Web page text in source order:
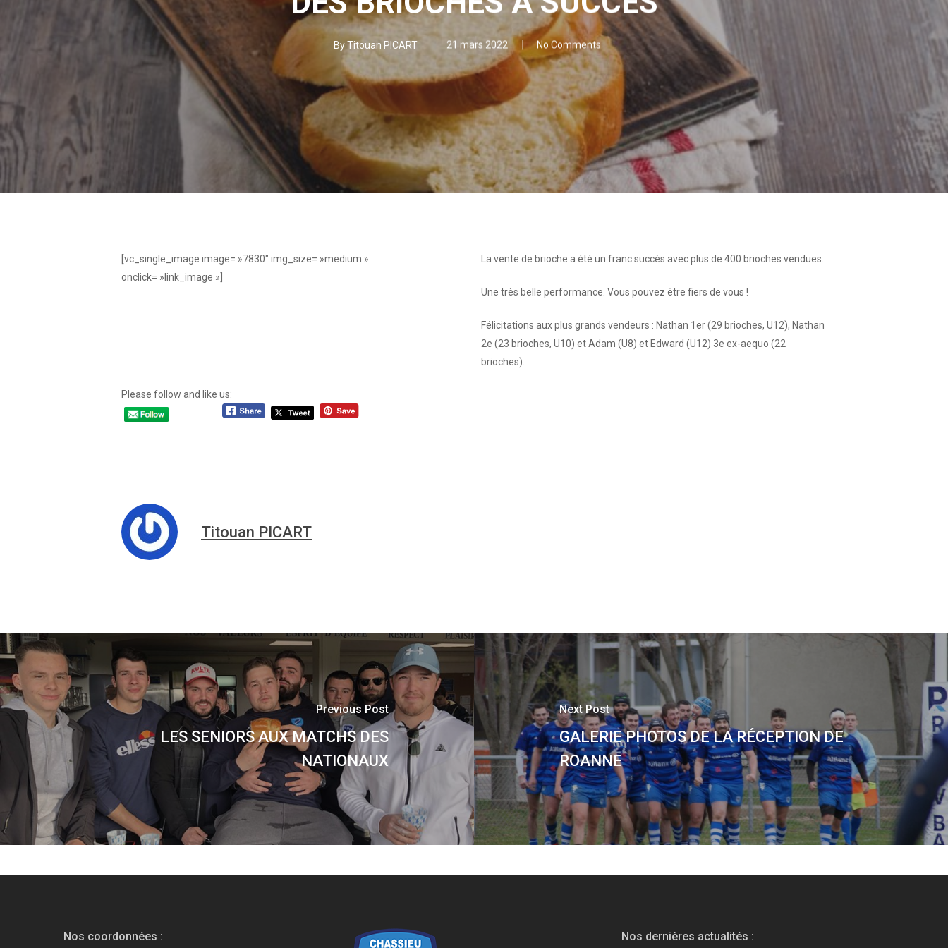
By Titouan PICART 21 mars 2022 No Comments
[vc_single_image image= »7830″ img_size= »medium »
onclick= »link_image »]
La vente de brioche a été un franc succès avec plus de 400 brioches vendues.
Une très belle performance. Vous pouvez être fiers de vous !
Félicitations aux plus grands vendeurs : Nathan 1er (29 brioches, U12), Nathan
2e (23 brioches, U10) et Adam (U8) et Edward (U12) 3e ex-aequo (22
brioches).
Please follow and like us:
Titouan PICART
Previous Post
LES SENIORS AUX MATCHS DES
NATIONAUX
Next Post
GALERIE PHOTOS DE LA RÉCEPTION DE
ROANNE
Nos coordonnées : Nos dernières actualités :